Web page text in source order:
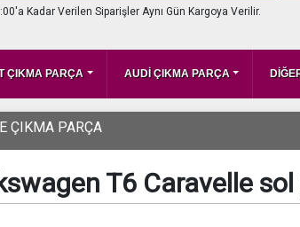
Kadar Verilen Siparişler Aynı Gün Kargoya Verilir.
ÇIKMA PARÇA AUDİ ÇIKMA PARÇA
ÇIKMA PARÇA
T6 Caravelle